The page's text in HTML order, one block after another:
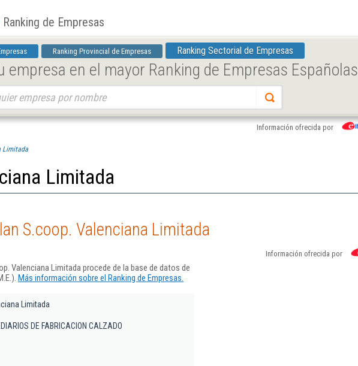
Ranking de Empresas
Ranking Provincial de Empresas Ranking Sectorial de Empresas
empresa en el mayor Ranking de Empresas Españolas
Información ofrecida por
Limitada
Limitada
S.coop. Valenciana Limitada
Información ofrecida por
Valenciana Limitada procede de la base de datos de
Más información sobre el Ranking de Empresas.
Limitada
DE FABRICACION CALZADO